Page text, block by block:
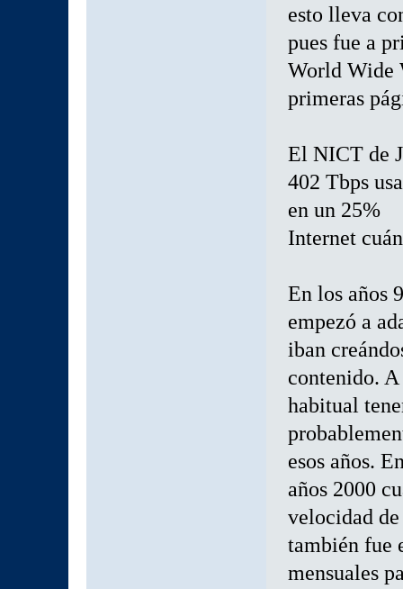
esto lleva
pues fue a
World Wide
primeras
El NICT de
402 Tbps
en un 25%
Internet
En los años
empezó a
iban
contenido.
habitual
esos años.
años 2000
velocidad
también fue
mensuales